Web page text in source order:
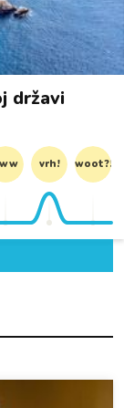
državi
vrh! woot?!